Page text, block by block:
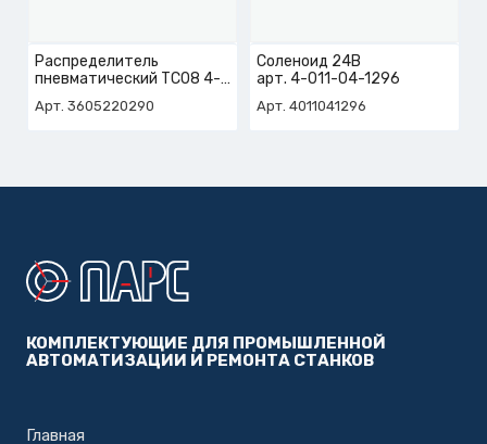
Распределитель
пневматический TC08 4-
арт. 3-605-22-0290
Арт. 3605220290
Соленоид 24В
арт. 4-011-04-1296
Арт. 4011041296
КОМПЛЕКТУЮЩИЕ ДЛЯ ПРОМЫШЛЕННОЙ
АВТОМАТИЗАЦИИ И РЕМОНТА СТАНКОВ
Главная